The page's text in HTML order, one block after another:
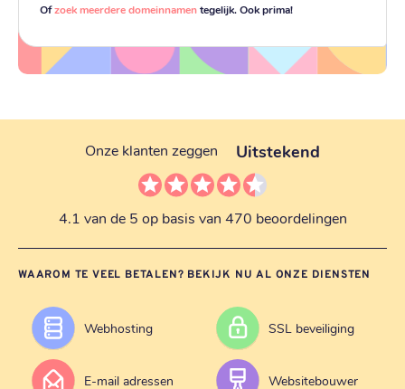
Ofzoek meerdere domeinnamentegelijk. Ook prima!
Onze klanten zeggen Uitstekend
4.1 van de 5 op basis van 470 beoordelingen
WAAROM TE VEEL BETALEN? BEKIJK NU AL ONZE DIENSTEN
Webhosting SSL beveiliging
E-mail adressen Websitebouwer